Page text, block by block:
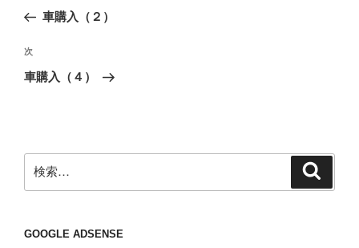
ナ
ビ
ゲ
ン
の
稿
車購入（２）
次
の
次
車購入（４）
索:
GOOGLE ADSENSE